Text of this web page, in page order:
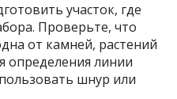
участок, где
Проверьте, что
от камней, растений
определения линии
шнур или